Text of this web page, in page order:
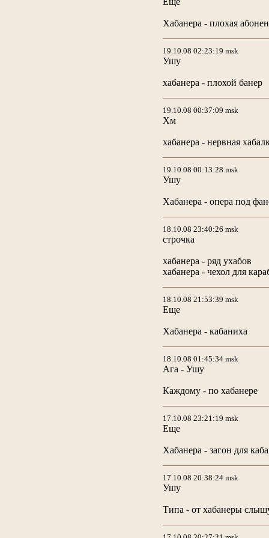
Хабанера - плохая
19.10.08 02:23:19 msk
Ушу
хабанера - плохой банер
19.10.08 00:37:09 msk
Хм
хабанера - нервная
19.10.08 00:13:28 msk
Ушу
Хабанера - опера под
18.10.08 23:40:26 msk
строчка
хабанера - ряд ухабов
хабанера - чехол для
18.10.08 21:53:39 msk
Еще
Хабанера - кабаниха
18.10.08 01:45:34 msk
Ага - Ушу
Каждому - по хабанере
17.10.08 23:21:19 msk
Еще
Хабанера - загон для
17.10.08 20:38:24 msk
Ушу
Типа - от хабанеры